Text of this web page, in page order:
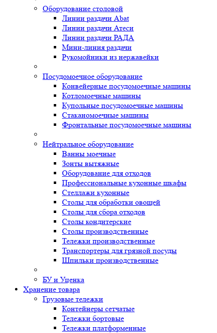
Оборудование столовой
Линии раздачи Abat
Линии раздачи Атеси
Линии раздачи РАДА
Мини-линия раздачи
Рукомойники из нержавейки
Посудомоечное оборудование
Конвейерные посудомоечные машины
Котломоечные машины
Купольные посудомоечные машины
Стаканомоечные машины
Фронтальные посудомоечные машины
Нейтральное оборудование
Ванны моечные
Зонты вытяжные
Оборудование для отходов
Профессиональные кухонные шкафы
Стеллажи кухонные
Столы для обработки овощей
Столы для сбора отходов
Столы кондитерские
Столы производственные
Тележки производственные
Транспортеры для грязной посуды
Шпильки производственные
БУ и Уценка
Хранение товара
Грузовые тележки
Контейнеры сетчатые
Тележки бортовые
Тележки платформенные